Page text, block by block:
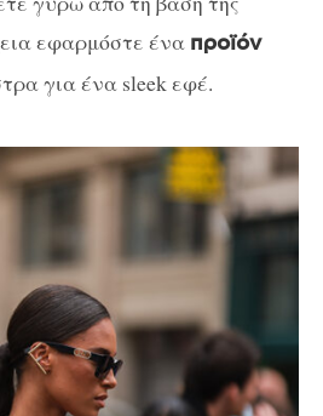
εφαρμόστε ένα προϊόν
για ένα sleek εφέ.